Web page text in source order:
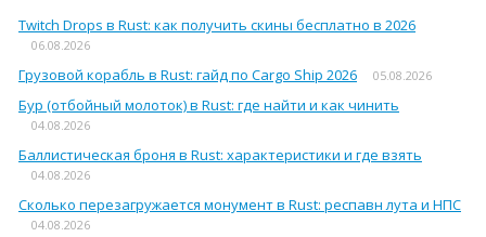
Twitch Drops в Rust: как получить скины бесплатно в 2026
06.08.2026
Грузовой корабль в Rust: гайд по Cargo Ship 2026 05.08.2026
Бур (отбойный молоток) в Rust: где найти и как чинить
04.08.2026
Баллистическая броня в Rust: характеристики и где взять
04.08.2026
Сколько перезагружается монумент в Rust: респавн лута и НПС
04.08.2026